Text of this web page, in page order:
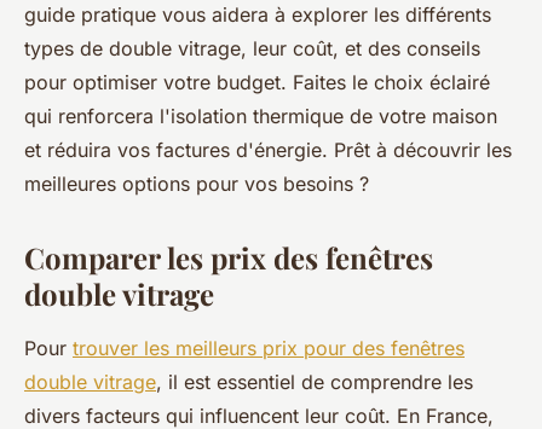
guide pratique vous aidera à explorer les différents
types de double vitrage, leur coût, et des conseils
pour optimiser votre budget. Faites le choix éclairé
qui renforcera l'isolation thermique de votre maison
et réduira vos factures d'énergie. Prêt à découvrir les
meilleures options pour vos besoins ?
Comparer les prix des fenêtres
double vitrage
Pour trouver les meilleurs prix pour des fenêtres
double vitrage, il est essentiel de comprendre les
divers facteurs qui influencent leur coût. En France,